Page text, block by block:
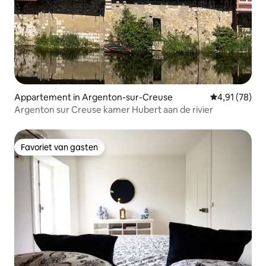
Appartement in Argenton-sur-Creuse Gemiddelde
4,91 (78)
Argenton sur Creuse kamer Hubert aan de rivier
Favoriet van gasten
Favoriet van gasten